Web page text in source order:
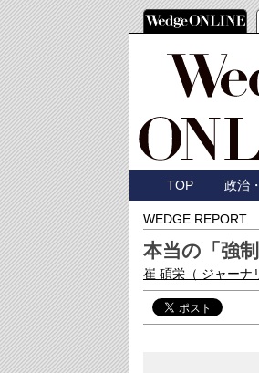
TOP 政治
WEDGE REPORT
本当の「強
崔 碩栄 （ ジャーナ